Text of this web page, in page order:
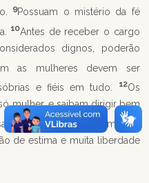
9Possuam o mistério da fé
10Antes de receber o cargo
dignos, poderão
as mulheres devem ser
e fiéis em tudo.
12Os
mulher, e saibam dirigir bem
13Pois os que exercem bem
de estima e muita liberdade